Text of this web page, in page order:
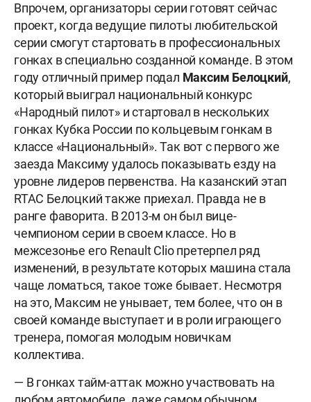
Впрочем, организаторы серии готовят сейчас
проект, когда ведущие пилоты любительской
серии смогут стартовать в профессиональных
гонках в специально созданной команде. В этом
году отличный пример подал Максим Белоцкий,
который выиграл национальный конкурс
«Народный пилот» и стартовал в нескольких
гонках Кубка России по кольцевым гонкам в
классе «Национальный». Так вот с первого же
заезда Максиму удалось показывать езду на
уровне лидеров первенства. На казанский этап
RTAC Белоцкий также приехал. Правда не в
ранге фаворита. В 2013-м он был вице-
чемпионом серии в своем классе. Но в
межсезонье его Renault Clio претерпел ряд
изменений, в результате которых машина стала
чаще ломаться, такое тоже бывает. Несмотря
на это, Максим не унывает, тем более, что он в
своей команде выступает и в роли играющего
тренера, помогая молодым новичкам
коллектива.
— В гонках тайм-аттак можно участвовать на